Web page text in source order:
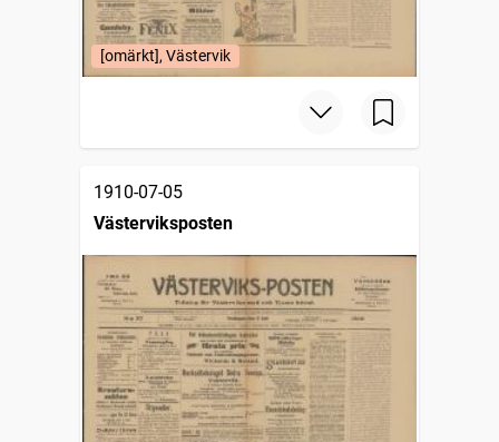
[omärkt], Västervik
1910-07-05
Västerviksposten